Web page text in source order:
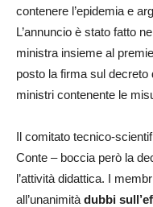
contenere l’epidemia e
L’annuncio è stato fatto
ministra insieme al
posto la firma sul decreto
ministri contenente le
Il comitato tecnico-
Conte – boccia però la
l’attività didattica. I
all’unanimità dubbi